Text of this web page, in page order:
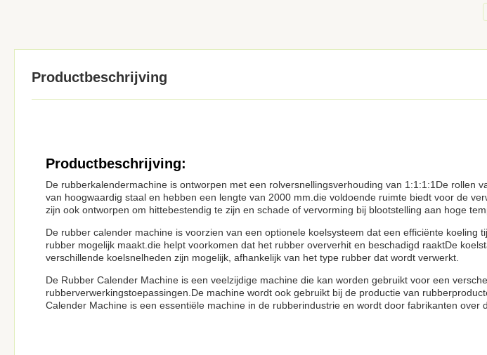
Productbeschrijving
Productbeschrijving:
De rubberkalendermachine is ontworpen met een rolversnellingsverhouding van 1:1:1:1De rollen
van hoogwaardig staal en hebben een lengte van 2000 mm.die voldoende ruimte biedt voor de
zijn ook ontworpen om hittebestendig te zijn en schade of vervorming bij blootstelling aan hoge
De rubber calender machine is voorzien van een optionele koelsysteem dat een efficiënte koeling
rubber mogelijk maakt.die helpt voorkomen dat het rubber oververhit en beschadigd raaktDe
verschillende koelsnelheden zijn mogelijk, afhankelijk van het type rubber dat wordt verwerkt.
De Rubber Calender Machine is een veelzijdige machine die kan worden gebruikt voor een
rubberverwerkingstoepassingen.De machine wordt ook gebruikt bij de productie van
Calender Machine is een essentiële machine in de rubberindustrie en wordt door fabrikanten over